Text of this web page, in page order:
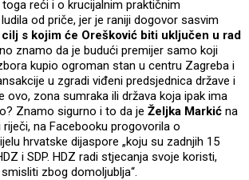
reći i o krucijalnim praktičnim
od priče, jer je raniji dogovor sasvim
cilj s kojim će Orešković biti uključen u rad
znamo da je budući premijer samo koji
kupio ogroman stan u centru Zagreba i
u zgradi viđeni predsjednica države i
ovo, zona sumraka ili država koja ipak ima
Znamo sigurno i to da je Željka Markić na
na Facebooku progovorila o
hrvatske dijaspore „koju su zadnjih 15
i SDP. HDZ radi stjecanja svoje koristi,
zbog domoljublja“.